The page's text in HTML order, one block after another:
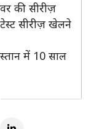
की सीरीज़
सीरीज़ खेलने
में 10 साल